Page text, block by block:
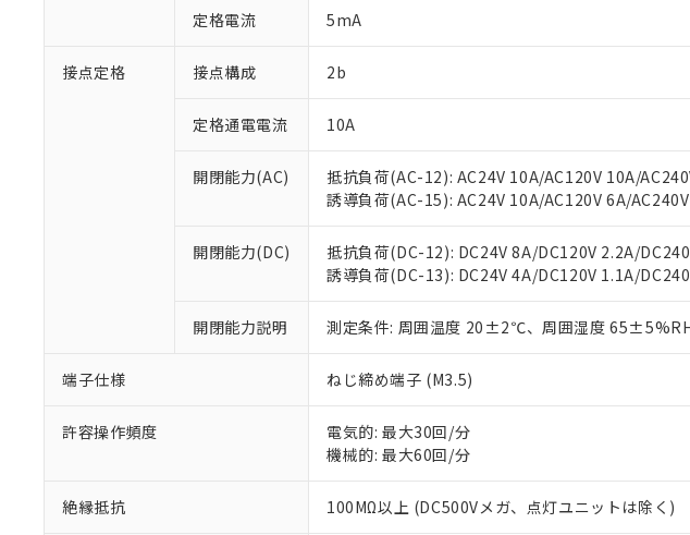
定格電流 5mA
接点定格 接点構成 2b
定格通電電流 10A
開閉能力(AC)
抵抗負荷(AC-12): AC24V 10A/AC120V 10A/
誘導負荷(AC-15): AC24V 10A/AC120V 6A/
開閉能力(DC)
抵抗負荷(DC-12): DC24V 8A/DC120V 2.2A/
誘導負荷(DC-13): DC24V 4A/DC120V 1.1A/
開閉能力説明 測定条件: 周囲温度 20±2℃、周囲湿度
端子仕様 ねじ締め端子 (M3.5)
許容操作頻度
電気的: 最大30回/分
機械的: 最大60回/分
絶縁抵抗 100MΩ以上 (DC500Vメガ、点灯ユニットは除く)
い。
正式な納期状況および標準価格はお客様
当社販売員にご相談ください。
オムロン制御機器販売店や当社販売拠点
在庫状況および標準価格結果を当社の事
す。
マイパーツ機能（部品リスト作成サービ
お客様が当ウェブサイト上で当社にご登
が、当社の製品・サービスに関するお客
さい。
※当社の共同利用者とは、"個人情報の共
いる法人を指します。
但し、RoHS指令で産業用監視および制御機器に対する適用除
※2 対応予定月
部品在庫の切り替え状況などにより、予定月が
※3 非含有証明書ダウンロード
下記の非含有証明書をダウンロードすることが
EU RoHS指令（10物質）の非含有証明書
51物質の非含有証明書（当社基準）
※本証明書は発行日時点で非含有を証明するも
また、RoHS指令のフタル酸エステル類４物
混在することから備考欄に対応日を記載してお
「○」：最大均質材料含有率が中国RoHSの基
「×」：最大均質材料含有率が中国RoHSの基
*中国RoHS10物質の基準値 (GB/T26572)：
Pb(鉛) :1000ppm、 Hg(水銀) : 1000ppm、 Cd(カドミウム) :
Cr(Ⅵ)(六価クロム) : 1000ppm、 PBBs(ポリ臭化ビフェニル
DBP(フタル酸ジブチル) : 1000ppm、 DIBP(フタル酸ジイソ
DEHP(フタル酸ビス(2-エチルヘキシル)) : 1000ppm
※2 環境保護使用期限
「ｅ」：有害物質（10物質）のすべてが基準値
「10」：通常の使用状況下において有害物質
味します。
当社は、これら貴社製品のうち、外国為
当社は貴社製品を、核兵器、ミサイル、
置等に一切使用いたしません。
当社は、貴社製品を第三者に販売する場
また当社は、販売先および販売に係わる
たしません。
号
○ 一定数以上の在庫あり
△ 一定数には満たないが在庫あり
－
在庫なし(最新の在庫状況については
機器販売店・当社販売員にご確認く
空
白
受注生産機種、また在庫状況の情報